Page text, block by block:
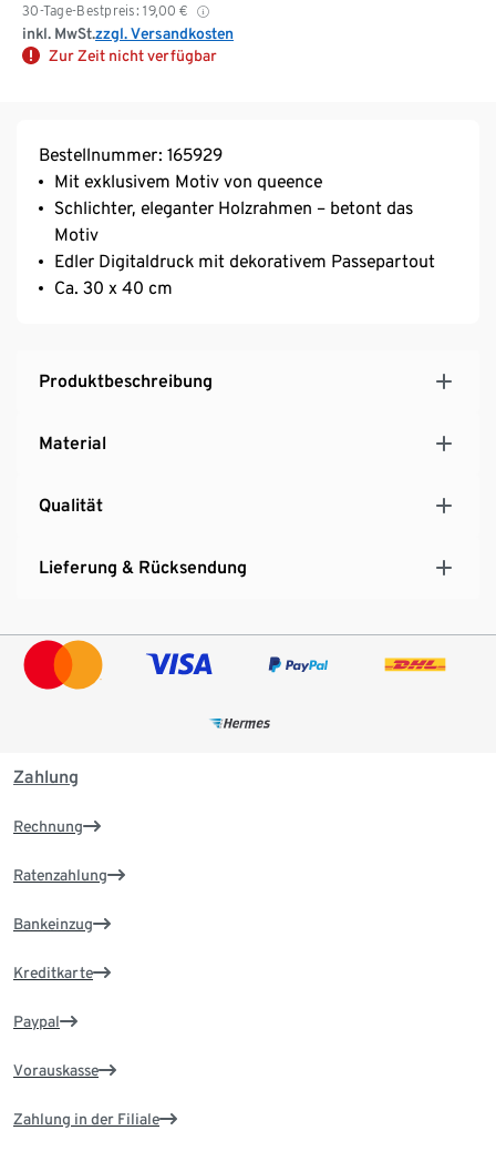
30-Tage-Bestpreis: 19,00 €
inkl. MwSt.zzgl. Versandkosten
Zur Zeit nicht verfügbar
Bestellnummer: 165929
Mit exklusivem Motiv von queence
Schlichter, eleganter Holzrahmen – betont das
Motiv
Edler Digitaldruck mit dekorativem Passepartout
Ca. 30 x 40 cm
Produktbeschreibung
Material
Qualität
Lieferung & Rücksendung
Zahlung
Rechnung
Ratenzahlung
Bankeinzug
Kreditkarte
Paypal
Vorauskasse
Zahlung in der Filiale